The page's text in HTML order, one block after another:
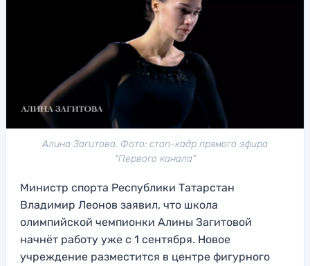
Алина Загитова. Фото: стоп-кадр прямого эфира
"Первого канала"
Министр спорта Республики Татарстан
Владимир Леонов заявил, что школа
олимпийской чемпионки Алины Загитовой
начнёт работу уже с 1 сентября. Новое
учреждение разместится в центре фигурного